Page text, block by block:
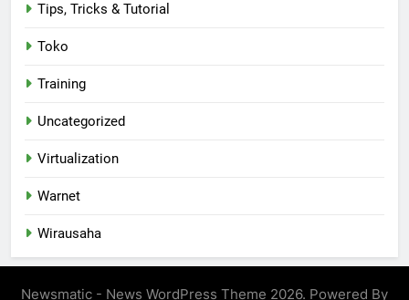
Tips, Tricks & Tutorial
Toko
Training
Uncategorized
Virtualization
Warnet
Wirausaha
Newsmatic - News WordPress Theme 2026. Powered By